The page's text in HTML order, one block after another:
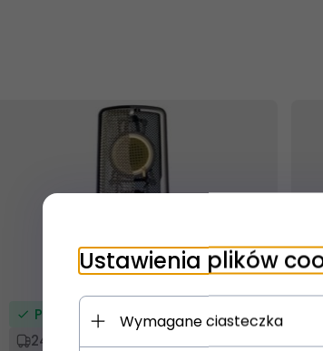
Produkt dostępny!
24 godziny
Ustawienia plików
Wymagane ciasteczka